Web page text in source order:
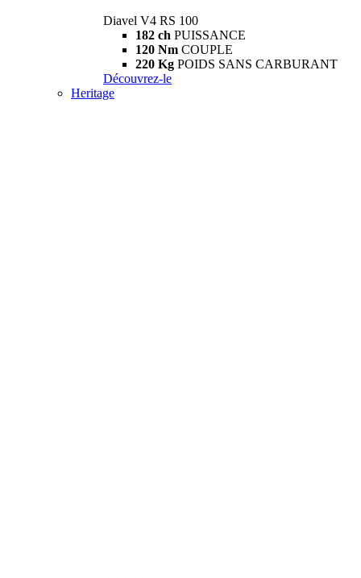
Diavel V4 RS 100
182 ch PUISSANCE
120 Nm COUPLE
220 Kg POIDS SANS CARBURANT
Découvrez-le
Heritage